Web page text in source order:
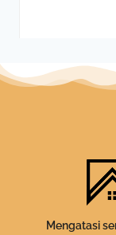
Mengatasi